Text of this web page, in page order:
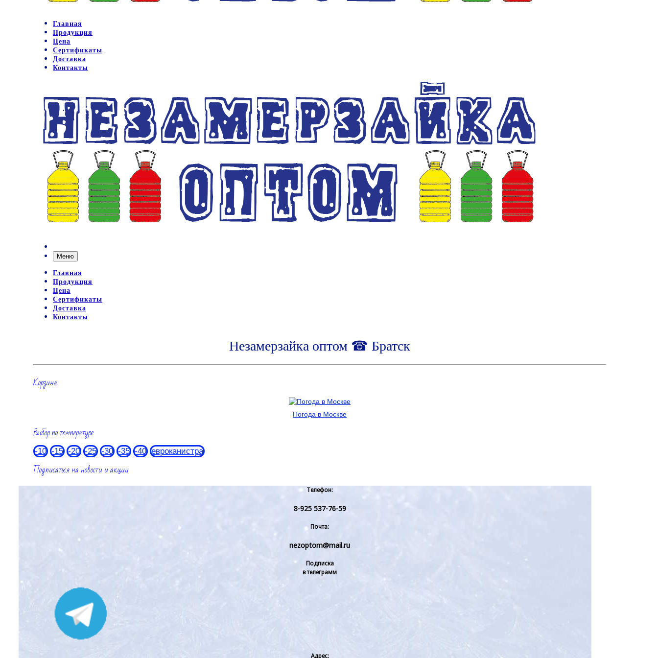
Главная
Продукция
Цена
Сертификаты
Доставка
Контакты
Меню
Главная
Продукция
Цена
Сертификаты
Доставка
Контакты
Незамерзайка оптом ☎ Братск
Корзина
Погода в Москве
Выбор по температуре
-10 -15 -20 -25 -30 -35 -40 евроканистра
Подписаться на новости и акции
Телефон:
8-925 537-76-59
Почта:
nezoptom@mail.ru
Подписка
в телеграмм
Адрес: